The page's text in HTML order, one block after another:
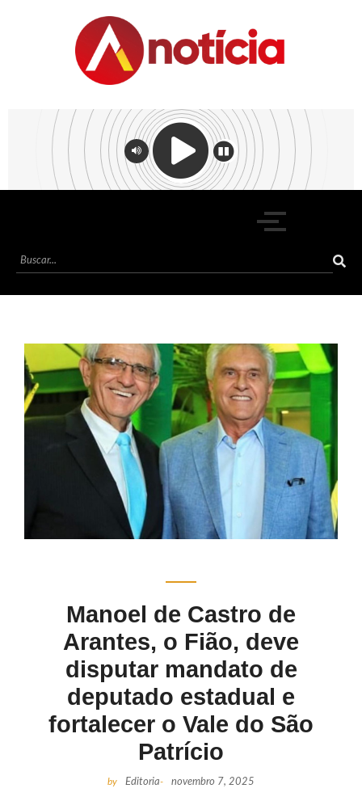
Manoel de Castro de
Arantes, o Fião, deve
disputar mandato de
deputado estadual e
fortalecer o Vale do São
Patrício
by Editoria- novembro 7, 2025